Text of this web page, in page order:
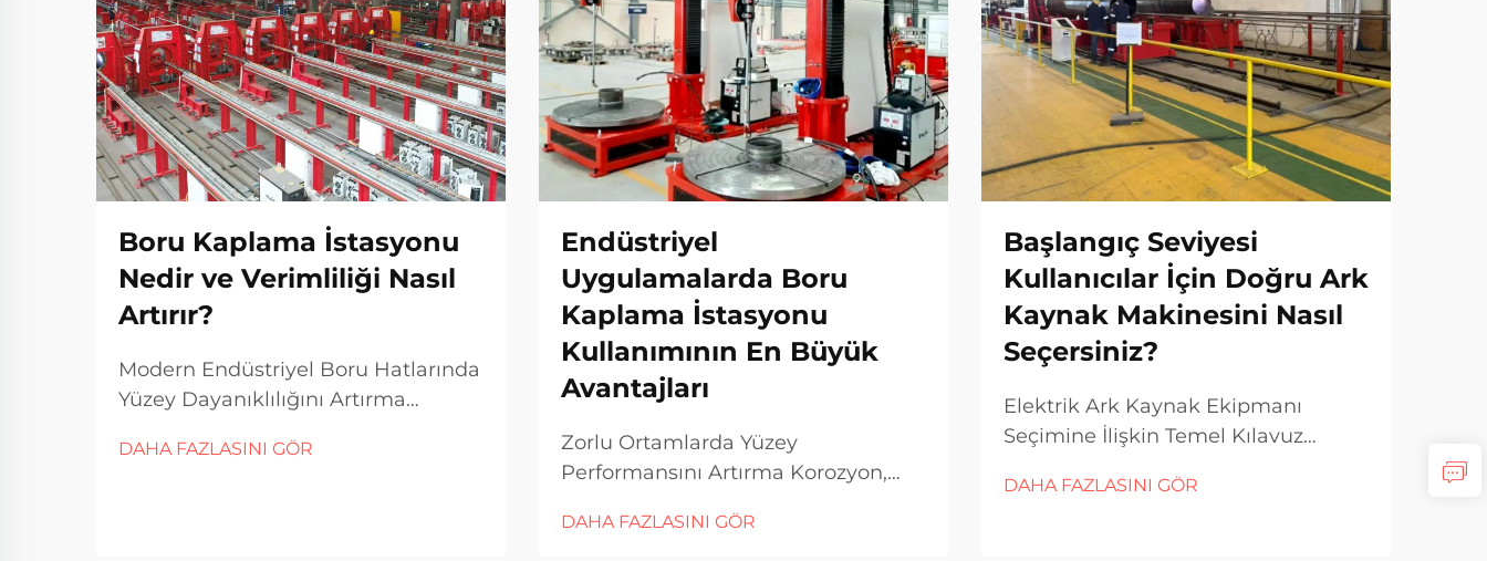
Boru Kaplama İstasyonu
Nedir ve Verimliliği Nasıl
Artırır?
Modern Endüstriyel Boru Hatlarında
Yüzey Dayanıklılığını Artırma
sektöründe, boru hatları sistemleri
DAHA FAZLASINI GÖR
Endüstriyel
Uygulamalarda Boru
Kaplama İstasyonu
Kullanımının En Büyük
Avantajları
Zorlu Ortamlarda Yüzey
Performansını Artırma Korozyon,
koşullarının hâkim olduğu
DAHA FAZLASINI GÖR
Başlangıç Seviyesi
Kullanıcılar İçin Doğru Ark
Kaynak Makinesini Nasıl
Seçersiniz?
Elektrik Ark Kaynak Ekipmanı
Seçimine İlişkin Temel Kılavuz
çok çeşitli ark kaynak makineleri ile
DAHA FAZLASINI GÖR